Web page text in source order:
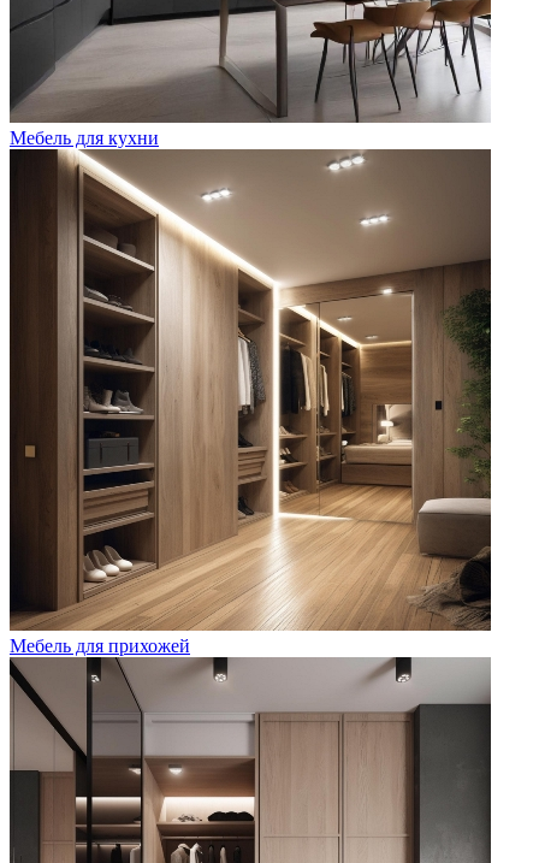
Мебель для кухни
Мебель для прихожей